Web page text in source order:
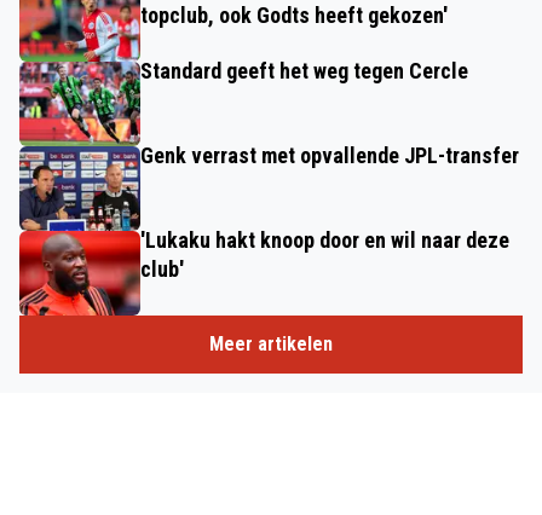
topclub, ook Godts heeft gekozen'
Standard geeft het weg tegen Cercle
Genk verrast met opvallende JPL-transfer
'Lukaku hakt knoop door en wil naar deze
club'
Meer artikelen